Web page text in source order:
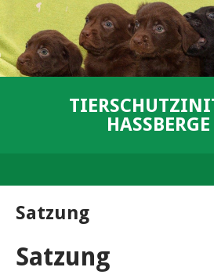
HASSBERGE
Satzung
Satzung